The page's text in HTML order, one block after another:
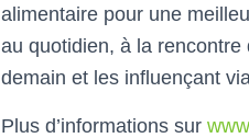
alimentaire pour une
au quotidien, à la rencontre
demain et les influençant
Plus d’informations sur